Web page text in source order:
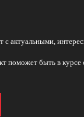
с актуальными,
поможет быть в курсе